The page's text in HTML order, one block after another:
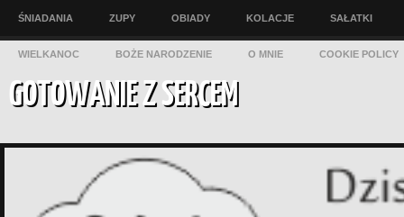
ŚNIADANIA ZUPY OBIADY KOLACJE SAŁATKI
WIELKANOC BOŻE NARODZENIE O MNIE COOKIE POLICY
GOTOWANIE Z SERCEM